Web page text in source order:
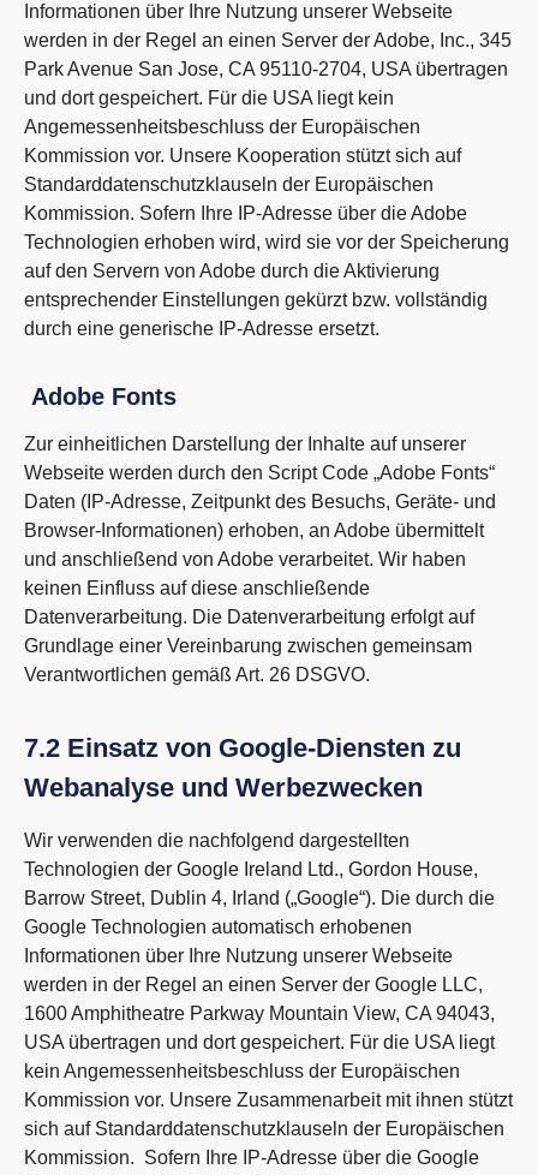
Informationen über Ihre Nutzung unserer Webseite
werden in der Regel an einen Server der Adobe, Inc., 345
Park Avenue San Jose, CA 95110-2704, USA übertragen
und dort gespeichert. Für die USA liegt kein
Angemessenheitsbeschluss der Europäischen
Kommission vor. Unsere Kooperation stützt sich auf
Standarddatenschutzklauseln der Europäischen
Kommission. Sofern Ihre IP-Adresse über die Adobe
Technologien erhoben wird, wird sie vor der Speicherung
auf den Servern von Adobe durch die Aktivierung
entsprechender Einstellungen gekürzt bzw. vollständig
durch eine generische IP-Adresse ersetzt.
Adobe Fonts
Zur einheitlichen Darstellung der Inhalte auf unserer
Webseite werden durch den Script Code „Adobe Fonts“
Daten (IP-Adresse, Zeitpunkt des Besuchs, Geräte- und
Browser-Informationen) erhoben, an Adobe übermittelt
und anschließend von Adobe verarbeitet. Wir haben
keinen Einfluss auf diese anschließende
Datenverarbeitung. Die Datenverarbeitung erfolgt auf
Grundlage einer Vereinbarung zwischen gemeinsam
Verantwortlichen gemäß Art. 26 DSGVO.
7.2 Einsatz von Google-Diensten zu
Webanalyse und Werbezwecken
Wir verwenden die nachfolgend dargestellten
Technologien der Google Ireland Ltd., Gordon House,
Barrow Street, Dublin 4, Irland („Google“). Die durch die
Google Technologien automatisch erhobenen
Informationen über Ihre Nutzung unserer Webseite
werden in der Regel an einen Server der Google LLC,
1600 Amphitheatre Parkway Mountain View, CA 94043,
USA übertragen und dort gespeichert. Für die USA liegt
kein Angemessenheitsbeschluss der Europäischen
Kommission vor. Unsere Zusammenarbeit mit ihnen stützt
sich auf Standarddatenschutzklauseln der Europäischen
Kommission. Sofern Ihre IP-Adresse über die Google